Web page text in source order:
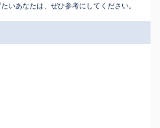
いあなたは、ぜひ参考にしてください。